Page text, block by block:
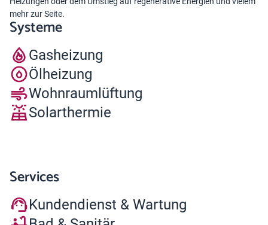
mehr zur Seite.
Systeme
Gasheizung
Ölheizung
Wohnraumlüftung
Solarthermie
Services
Kundendienst & Wartung